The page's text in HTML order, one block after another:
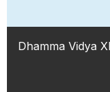
Dhamma Vidya